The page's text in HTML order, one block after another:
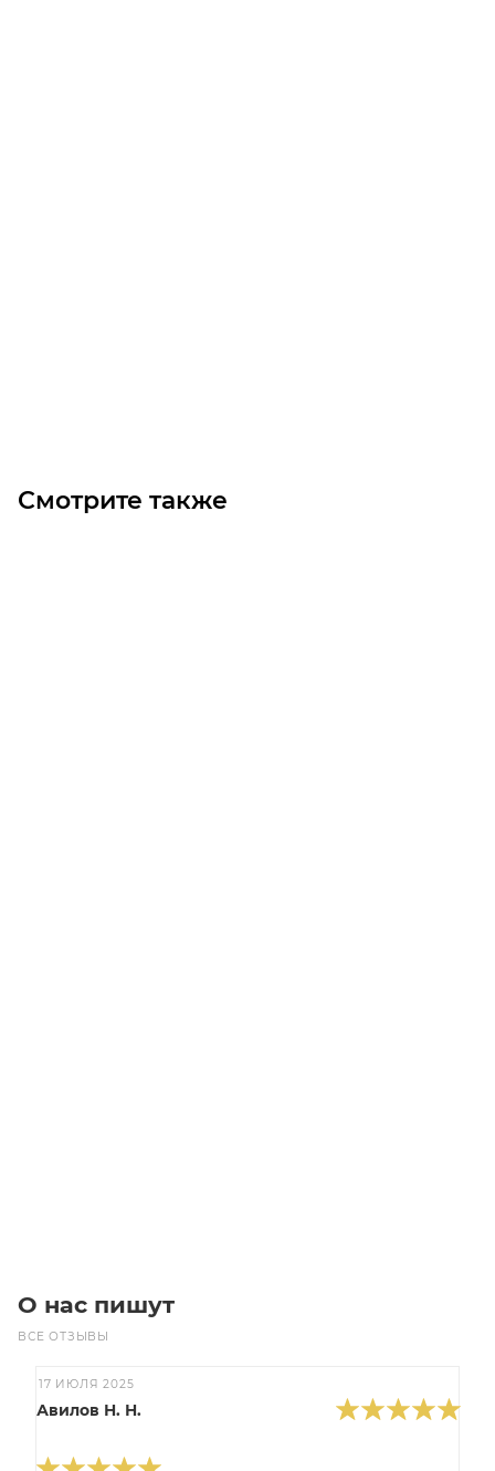
Смотрите также
О нас пишут
ВСЕ ОТЗЫВЫ
17 ИЮЛЯ 2025
Авилов Н. Н.